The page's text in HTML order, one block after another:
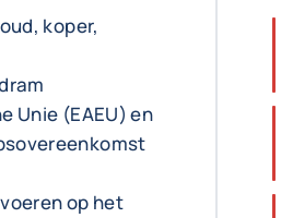
koper,
Unie (EAEU) en
op het